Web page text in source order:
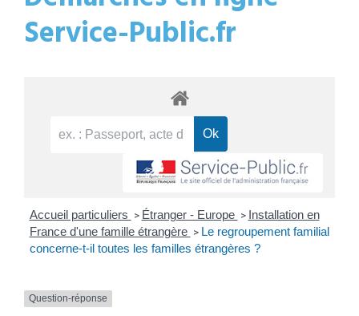
Service-Public.fr
Accueil particuliers > Étranger - Europe > Installation en
France d'une famille étrangère > Le regroupement familial
concerne-t-il toutes les familles étrangères ?
Question-réponse